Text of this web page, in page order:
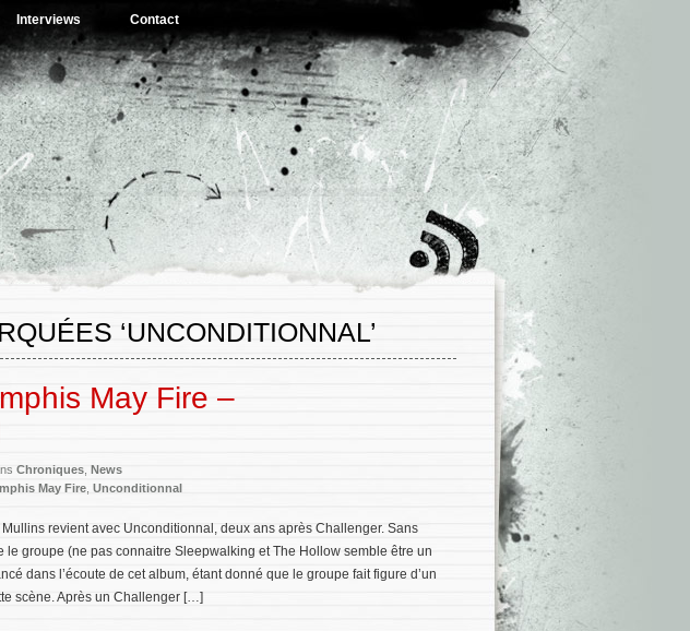
Interviews Contact
‘UNCONDITIONNAL’
May Fire –
Chroniques News
May Fire Unconditionnal
revient avec Unconditionnal, deux ans après Challenger. Sans
le groupe (ne pas connaitre Sleepwalking et The Hollow semble être un
dans l’écoute de cet album, étant donné que le groupe fait figure d’un
scène. Après un Challenger […]